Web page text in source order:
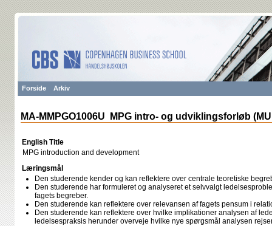
Forside Arkiv
MA-MMPGO1006U MPG intro- og udviklingsforløb
English Title
MPG introduction and development
Læringsmål
Den studerende kender og kan reflektere over centrale teoretiske
Den studerende har formuleret og analyseret et selvvalgt
fagets begreber.
Den studerende kan reflektere over relevansen af fagets pensum i
Den studerende kan reflektere over hvilke implikationer analysen af
ledelsespraksis herunder overveje hvilke nye spørgsmål analysen